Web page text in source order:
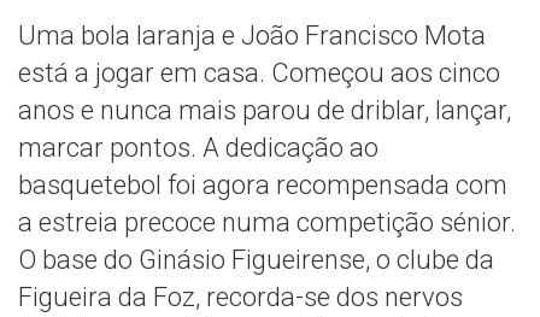
Uma bola laranja e João Francisco Mota
está a jogar em casa. Começou aos cinco
anos e nunca mais parou de driblar, lançar,
marcar pontos. A dedicação ao
basquetebol foi agora recompensada com
a estreia precoce numa competição sénior.
O base do Ginásio Figueirense, o clube da
Figueira da Foz, recorda-se dos nervos